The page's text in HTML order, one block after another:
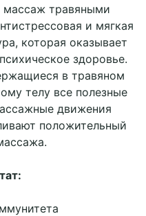
массаж травяными
и мягкая
которая оказывает
здоровье.
в травяном
телу все полезные
движения
положительный